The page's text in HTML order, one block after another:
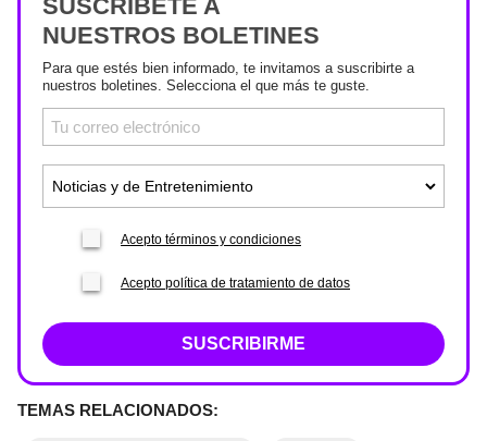
SUSCRÍBETE A
NUESTROS BOLETINES
Para que estés bien informado, te invitamos a suscribirte a
nuestros boletines. Selecciona el que más te guste.
Acepto términos y condiciones
Acepto política de tratamiento de datos
SUSCRIBIRME
TEMAS RELACIONADOS: